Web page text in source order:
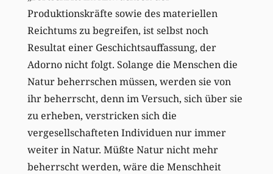
Produktionskräfte sowie des materiellen
Reichtums zu begreifen, ist selbst noch
Resultat einer Geschichtsauffassung, der
Adorno nicht folgt. Solange die Menschen die
Natur beherrschen müssen, werden sie von
ihr beherrscht, denn im Versuch, sich über sie
zu erheben, verstricken sich die
vergesellschafteten Individuen nur immer
weiter in Natur. Müßte Natur nicht mehr
beherrscht werden, wäre die Menschheit